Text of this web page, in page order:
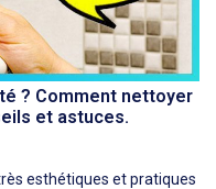
? Comment nettoyer
et astuces.
esthétiques et pratiques